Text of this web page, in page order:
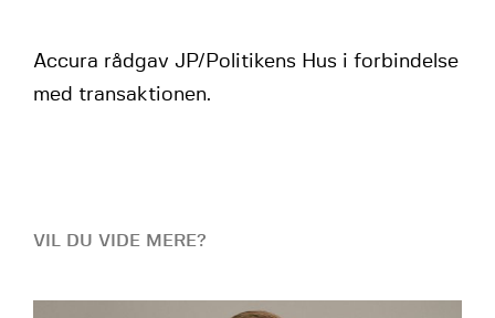
Accura rådgav JP/Politikens Hus i forbindelse
med transaktionen.
VIL DU VIDE MERE?